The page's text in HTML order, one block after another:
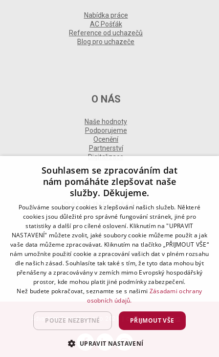
Nabídka práce
AC Pošťák
Reference od uchazečů
Blog pro uchazeče
O NÁS
Naše hodnoty
Podporujeme
Ocenění
Partnerství
Digitalizace
DALŠÍ INFORMACE
Kontakt
Naše odborné divize
Naše pobočky
Zásady zpracování osobních údajů
Všeobecné podmínky
Kodex chování
Blog
Advantage Consulting, s.r.o. 2021 | created byA-WebSys
Souhlasem se zpracováním dat
nám pomáháte zlepšovat naše
služby. Děkujeme.
Používáme soubory cookies k zlepšování našich služeb. Některé
cookies jsou důležité pro správné fungování stránek, jiné pro
statistiky a další pro cílené oslovení. Kliknutím na "UPRAVIT
NASTAVENÍ" můžete zvolit, jaké soubory cookie můžeme použít a jak
vaše data můžeme zpracovávat. Kliknutím na tlačítko „PŘIJMOUT VŠE“
nám umožníte použití cookie a zpracování vašich dat v plném rozsahu
dle našich zásad. Souhlasíte tak také s tím, že tyto data mohou být
přenášeny a zpracovávány v zemích mimo Evropský hospodářský
prostor, kde mohou platit jiné podmínky zabezpečení.
Než budete pokračovat, seznamte se s našimi Zásadami ochrany
osobních údajů.
PŘIJMOUT VŠE
POUZE NEZBYTNÉ
UPRAVIT NASTAVENÍ